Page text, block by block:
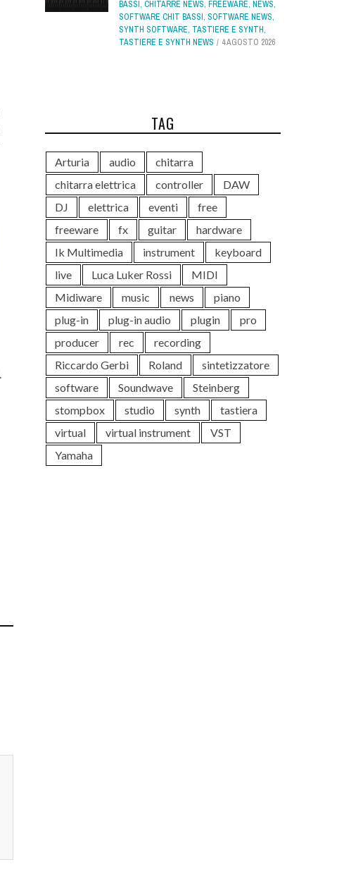
BASSI, CHITARRE NEWS, FREEWARE, NEWS,
SOFTWARE CHIT BASSI, SOFTWARE NEWS,
SYNTH SOFTWARE, TASTIERE E SYNTH,
TASTIERE E SYNTH NEWS
4 AGOSTO 2026
TAG
Arturia audio
chitarra
chitarra elettrica
controller
DAW
DJ
elettrica eventi
free
freeware
fx guitar
hardware
Ik Multimedia
instrument
keyboard
live
Luca Luker Rossi
MIDI
Midiware
music news
piano
plug-in
plug-in audio plugin
pro
producer
rec
recording
Riccardo Gerbi
Roland
sintetizzatore
software
Soundwave
Steinberg
stompbox
studio synth
tastiera
virtual
virtual instrument
VST
Yamaha